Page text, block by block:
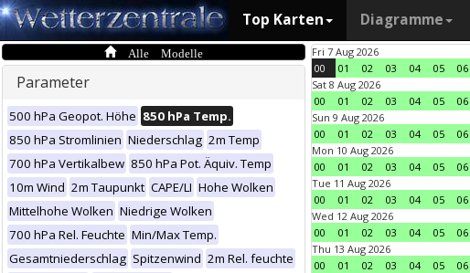
Top Karten Diagramme
Alle Modelle
Parameter
500 hPa Geopot. Höhe 850 hPa Temp.
850 hPa Stromlinien Niederschlag 2m Temp
700 hPa Vertikalbew 850 hPa Pot. Äquiv. Temp
10m Wind 2m Taupunkt CAPE/LI Hohe Wolken
Mittelhohe Wolken Niedrige Wolken
700 hPa Rel. Feuchte Min/Max Temp.
Gesamtniederschlag Spitzenwind 2m Rel. feuchte
Fri 7 Aug 2026
00
01 02 03 04 05 06
Sat 8 Aug 2026
00
01 02 03 04 05 06
Sun 9 Aug 2026
00
01 02 03 04 05 06
Mon 10 Aug 2026
00
01 02 03 04 05 06
Tue 11 Aug 2026
00
01 02 03 04 05 06
Wed 12 Aug 2026
00
01 02 03 04 05 06
Thu 13 Aug 2026
00
01 02 03 04 05 06